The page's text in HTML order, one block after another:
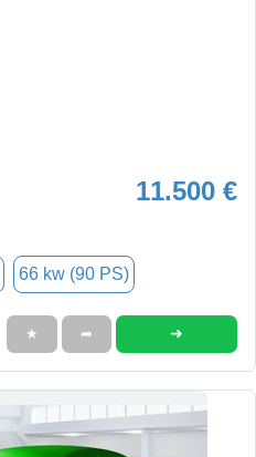
11.500 €
66 kw (90 PS)
★ ➦ ➜